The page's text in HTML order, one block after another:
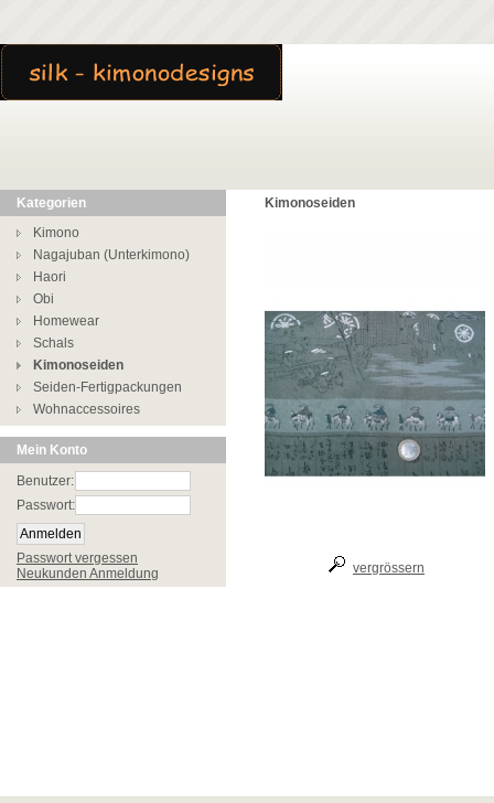
Kategorien
Kimono
Nagajuban (Unterkimono)
Haori
Obi
Homewear
Schals
Kimonoseiden
Seiden-Fertigpackungen
Wohnaccessoires
Mein Konto
Benutzer:
Passwort:
Passwort vergessen
Neukunden Anmeldung
Kimonoseiden
vergrössern